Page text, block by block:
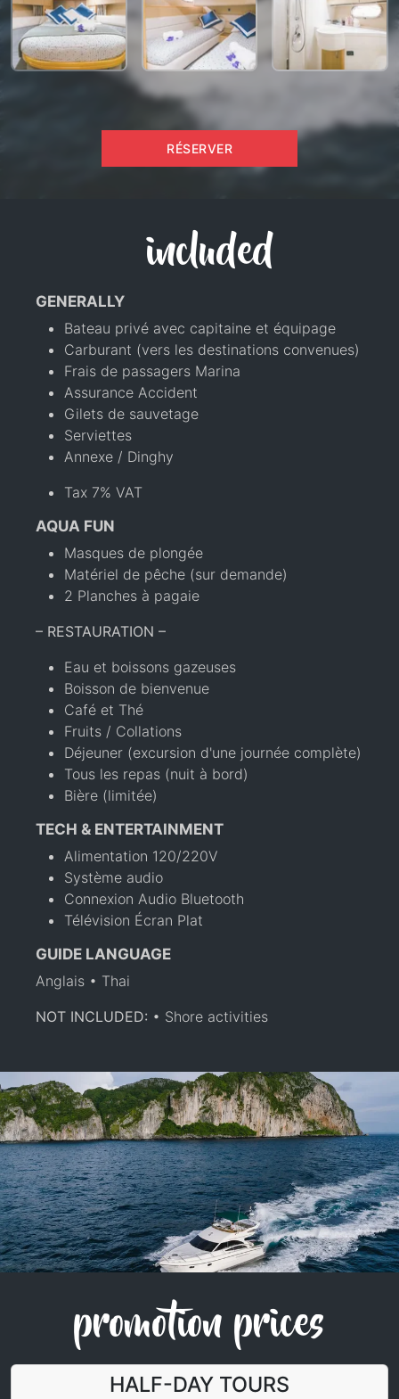
RÉSERVER
included
GENERALLY
Bateau privé avec capitaine et équipage
Carburant (vers les destinations convenues)
Frais de passagers Marina
Assurance Accident
Gilets de sauvetage
Serviettes
Annexe / Dinghy
Tax 7% VAT
AQUA FUN
Masques de plongée
Matériel de pêche (sur demande)
2 Planches à pagaie
– RESTAURATION –
Eau et boissons gazeuses
Boisson de bienvenue
Café et Thé
Fruits / Collations
Déjeuner (excursion d'une journée complète)
Tous les repas (nuit à bord)
Bière (limitée)
TECH & ENTERTAINMENT
Alimentation 120/220V
Système audio
Connexion Audio Bluetooth
Télévision Écran Plat
GUIDE LANGUAGE
Anglais • Thai
NOT INCLUDED: • Shore activities
promotion prices
HALF-DAY TOURS